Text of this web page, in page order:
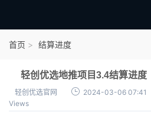
结算进度
团队长扶持
首页 结算进度
轻创优选地推项目3.4结算进度
轻创优选官网 2024-03-06 07:41
Views